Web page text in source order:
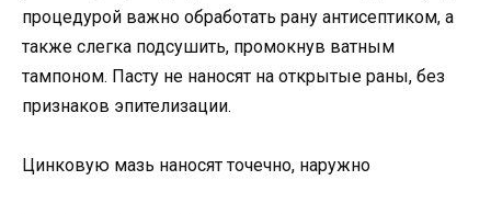
процедурой важно обработать рану антисептиком, а
также слегка подсушить, промокнув ватным
тампоном. Пасту не наносят на открытые раны, без
признаков эпителизации.
Цинковую мазь наносят точечно, наружно